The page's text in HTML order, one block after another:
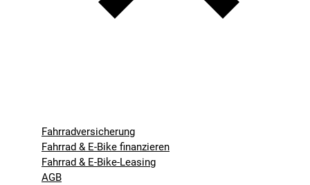
Fahrradversicherung
Fahrrad & E-Bike finanzieren
Fahrrad & E-Bike-Leasing
AGB